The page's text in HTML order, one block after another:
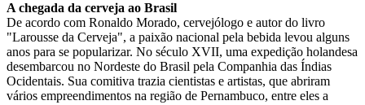
A chegada da cerveja ao Brasil
De acordo com Ronaldo Morado, cervejólogo e autor do livro
"Larousse da Cerveja", a paixão nacional pela bebida levou alguns
anos para se popularizar. No século XVII, uma expedição holandesa
desembarcou no Nordeste do Brasil pela Companhia das Índias
Ocidentais. Sua comitiva trazia cientistas e artistas, que abriram
vários empreendimentos na região de Pernambuco, entre eles a